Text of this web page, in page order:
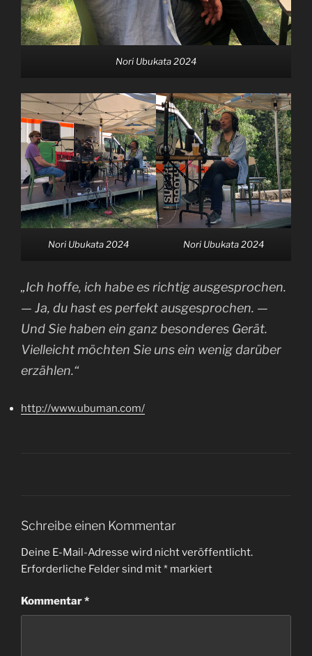
Nori Ubukata 2024
Nori Ubukata 2024 Nori Ubukata 2024
„Ich hoffe, ich habe es richtig ausgesprochen.
— Ja, du hast es perfekt ausgesprochen. —
Und Sie haben ein ganz besonderes Gerät.
Vielleicht möchten Sie uns ein wenig darüber
erzählen.“
http://www.ubuman.com/
Schreibe einen Kommentar
Deine E-Mail-Adresse wird nicht veröffentlicht.
Erforderliche Felder sind mit* markiert
Kommentar*